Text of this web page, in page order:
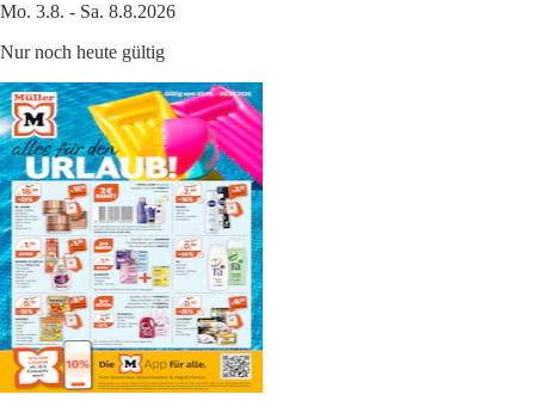
Mo. 3.8. - Sa. 8.8.2026
Nur noch heute gültig